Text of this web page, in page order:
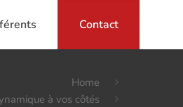
Contact
Home
à vos côtés